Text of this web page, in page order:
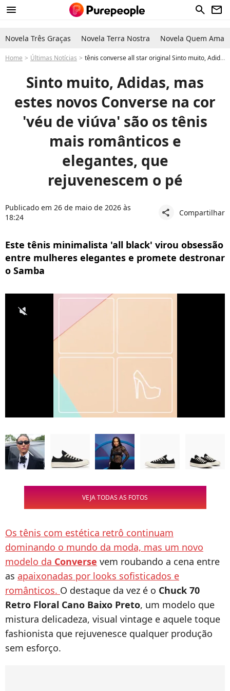
menu search newsletter
Novela Três Graças Novela Terra Nostra Novela Quem Ama
Home Últimas Notícias tênis converse all star original Sinto muito, Adidas, mas estes novos Converse na cor 'véu de viúva' são os tênis mais românticos e elegantes, que rejuvenescem o pé
Sinto muito, Adidas, mas
estes novos Converse na cor
'véu de viúva' são os tênis
mais românticos e
elegantes, que
rejuvenescem o pé
Publicado em 26 de maio de 2026 às
18:24
share Compartilhar
Este tênis minimalista 'all black' virou obsessão
entre mulheres elegantes e promete destronar
o Samba
VEJA TODAS AS FOTOS
Os tênis com estética retrô continuam
dominando o mundo da moda, mas um novo
modelo da Converse vem roubando a cena entre
as apaixonadas por looks sofisticados e
românticos. O destaque da vez é o Chuck 70
Retro Floral Cano Baixo Preto, um modelo que
mistura delicadeza, visual vintage e aquele toque
fashionista que rejuvenesce qualquer produção
sem esforço.